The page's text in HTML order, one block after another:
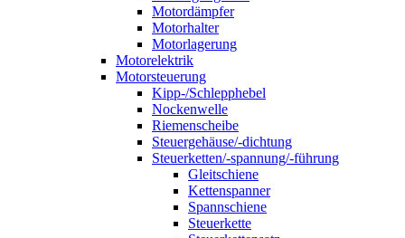
Motordämpfer
Motorhalter
Motorlagerung
Motorelektrik
Motorsteuerung
Kipp-/Schlepphebel
Nockenwelle
Riemenscheibe
Steuergehäuse/-dichtung
Steuerketten/-spannung/-führung
Gleitschiene
Kettenspanner
Spannschiene
Steuerkette